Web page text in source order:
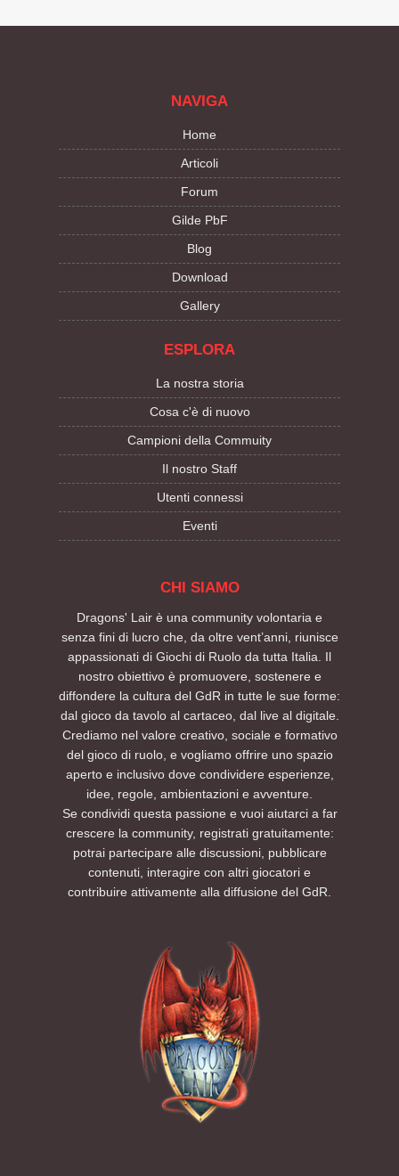
NAVIGA
Home
Articoli
Forum
Gilde PbF
Blog
Download
Gallery
ESPLORA
La nostra storia
Cosa c'è di nuovo
Campioni della Commuity
Il nostro Staff
Utenti connessi
Eventi
CHI SIAMO
Dragons' Lair è una community volontaria e
senza fini di lucro che, da oltre vent’anni, riunisce
appassionati di Giochi di Ruolo da tutta Italia. Il
nostro obiettivo è promuovere, sostenere e
diffondere la cultura del GdR in tutte le sue forme:
dal gioco da tavolo al cartaceo, dal live al digitale.
Crediamo nel valore creativo, sociale e formativo
del gioco di ruolo, e vogliamo offrire uno spazio
aperto e inclusivo dove condividere esperienze,
idee, regole, ambientazioni e avventure.
Se condividi questa passione e vuoi aiutarci a far
crescere la community, registrati gratuitamente:
potrai partecipare alle discussioni, pubblicare
contenuti, interagire con altri giocatori e
contribuire attivamente alla diffusione del GdR.